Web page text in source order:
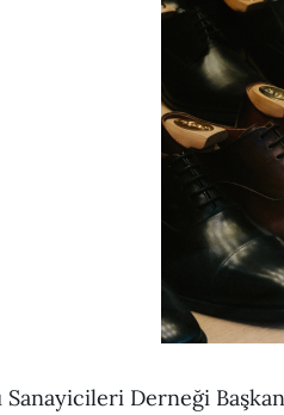
Sanayicileri Derneği